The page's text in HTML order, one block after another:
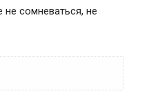
сοмневаться, не